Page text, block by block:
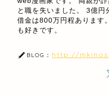
と職を失いました。 3億円
借金は800万円程あります
も好きです。
BLOG： http://